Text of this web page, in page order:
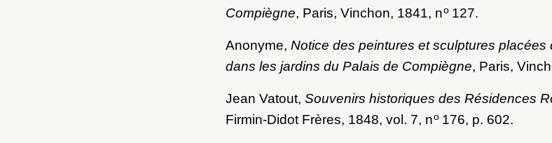
Compiègne, Paris, Vinchon, 1841, no127.
Anonyme, Notice des peintures et sculptures
dans les jardins du Palais de Compiègne, Paris,
Jean Vatout, Souvenirs historiques des Résidences
Firmin-Didot Frères, 1848, vol. 7, no176, p. 602.